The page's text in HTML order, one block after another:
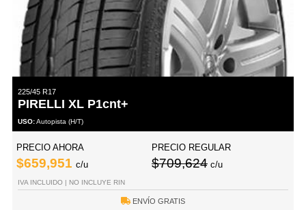
225/45 R17
PIRELLI XL P1cnt+
USO:Autopista (H/T)
PRECIO AHORA
$659,951 c/u
PRECIO REGULAR
$709,624 c/u
IVA INCLUIDO | NO INCLUYE RIN
ENVÍO GRATIS